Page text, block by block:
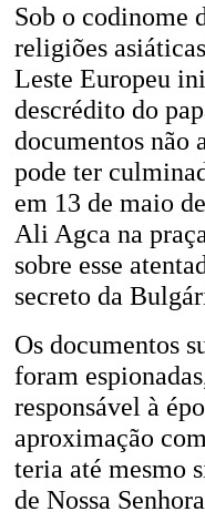
Sob o codinome
religiões
Leste Europeu
descrédito do
documentos não
pode ter
em 13 de maio
Ali Agca na
sobre esse
secreto da
Os documentos
foram
responsável à
aproximação
teria até mesmo
de Nossa